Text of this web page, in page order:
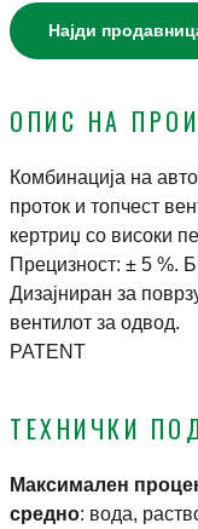
Најди
ОПИС НА
Комбинација на
проток и топчест
кертриџ со високи
Прецизност: ± 5 %.
Дизајниран за
вентилот за одвод.
PATENT
ТЕХНИЧКИ
Максимален
средно: вода,